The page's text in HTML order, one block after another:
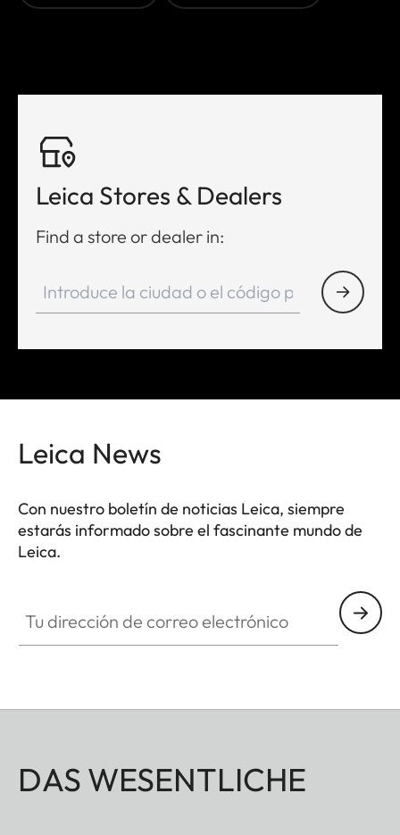
Leica Stores & Dealers
Find a store or dealer in:
Leica News
Con nuestro boletín de noticias Leica, siempre
estarás informado sobre el fascinante mundo de
Leica.
DAS WESENTLICHE